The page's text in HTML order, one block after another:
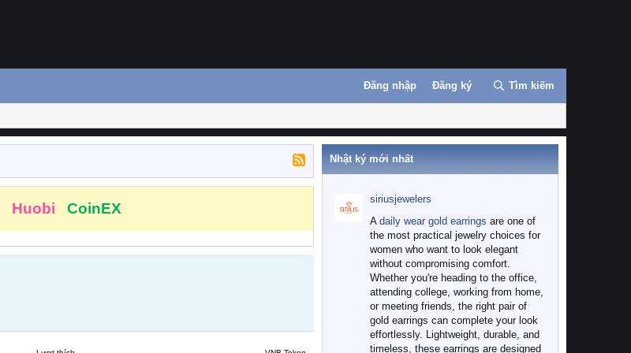
Đăng nhập Đăng ký Tìm kiếm
Huobi CoinEX
Nhật ký mới nhất
siriusjewelers
A daily wear gold earrings are one of
the most practical jewelry choices for
women who want to look elegant
without compromising comfort.
Whether you're heading to the office,
attending college, working from home,
or meeting friends, the right pair of
gold earrings can complete your look
effortlessly. Lightweight, durable, and
timeless, these earrings are designed